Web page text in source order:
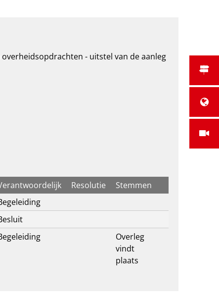
- uitstel van de aanleg
Resolutie
Stemmen
Overleg
vindt
plaats